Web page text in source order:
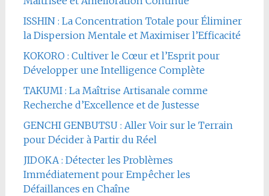
ISSHIN : La Concentration Totale pour Éliminer
la Dispersion Mentale et Maximiser l’Efficacité
KOKORO : Cultiver le Cœur et l’Esprit pour
Développer une Intelligence Complète
TAKUMI : La Maîtrise Artisanale comme
Recherche d’Excellence et de Justesse
GENCHI GENBUTSU : Aller Voir sur le Terrain
pour Décider à Partir du Réel
JIDOKA : Détecter les Problèmes
Immédiatement pour Empêcher les
Défaillances en Chaîne